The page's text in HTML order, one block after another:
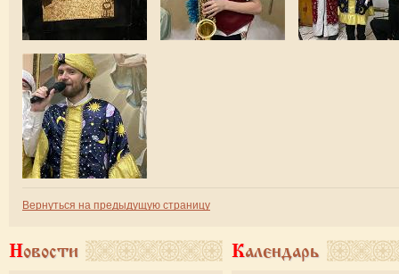
Вернуться на предыдущую страницу
Новости Календарь